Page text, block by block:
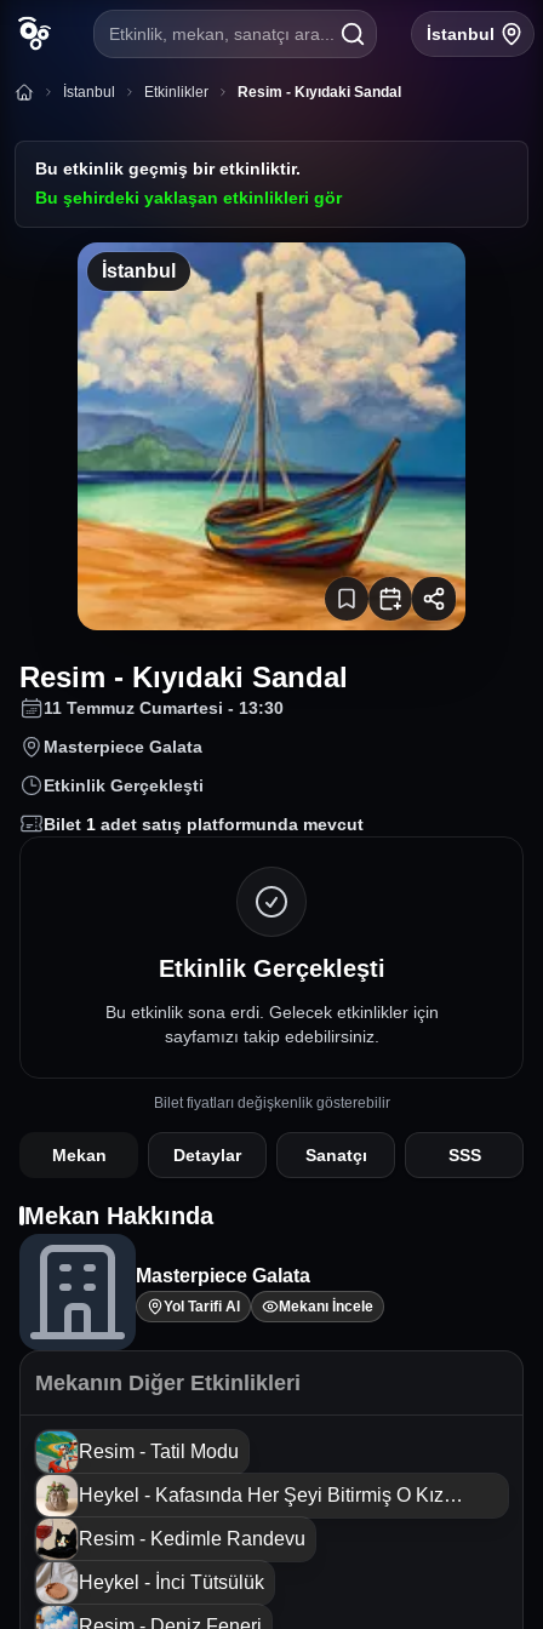
Etkinlik, mekan, sanatçı ara... İstanbul
İstanbul Etkinlikler Resim - Kıyıdaki Sandal
Bu etkinlik geçmiş bir etkinliktir.
Bu şehirdeki yaklaşan etkinlikleri gör
İstanbul
Resim - Kıyıdaki Sandal
11 Temmuz Cumartesi - 13:30
Masterpiece Galata
Etkinlik Gerçekleşti
Bilet 1 adet satış platformunda mevcut
Etkinlik Gerçekleşti
Bu etkinlik sona erdi. Gelecek etkinlikler için
sayfamızı takip edebilirsiniz.
Bilet fiyatları değişkenlik gösterebilir
Mekan Detaylar Sanatçı SSS
Mekan Hakkında
Masterpiece Galata
Yol Tarifi Al Mekanı İncele
Mekanın Diğer Etkinlikleri
Resim - Tatil Modu
Heykel - Kafasında Her Şeyi Bitirmiş O Kız
Resim - Kedimle Randevu
Heykel - İnci Tütsülük